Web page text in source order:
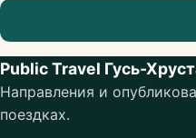
Public Travel Гусь-
Направления и
поездках.